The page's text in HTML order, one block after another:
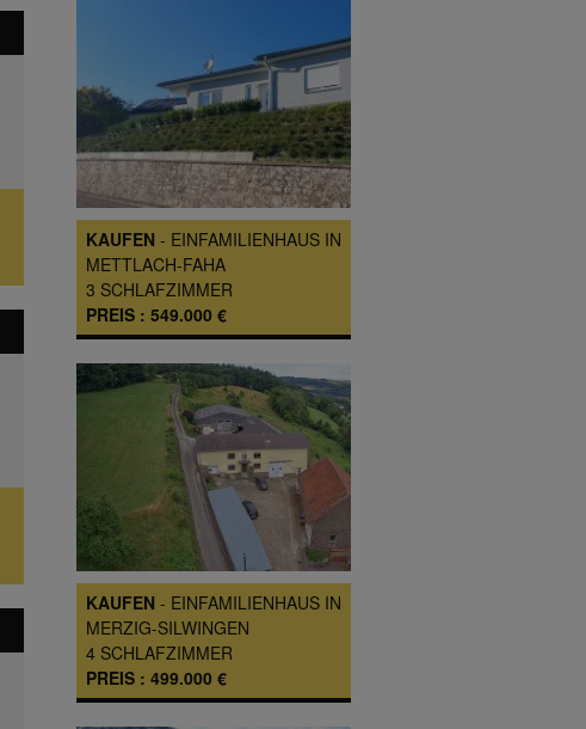
KAUFEN - EINFAMILIENHAUS IN
METTLACH-FAHA
3 SCHLAFZIMMER
PREIS : 549.000 €
KAUFEN - EINFAMILIENHAUS IN
MERZIG-SILWINGEN
4 SCHLAFZIMMER
PREIS : 499.000 €